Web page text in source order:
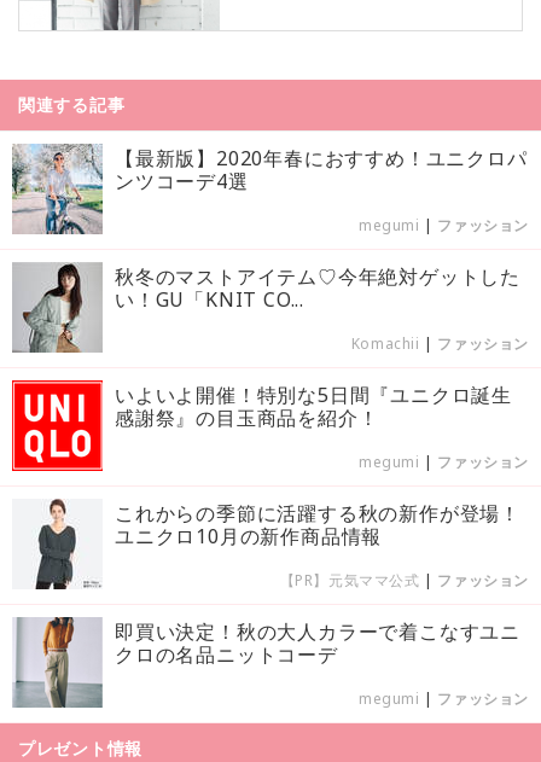
関連する記事
【最新版】2020年春におすすめ！ユニクロパ
ンツコーデ4選
megumi | ファッション
秋冬のマストアイテム♡今年絶対ゲットした
い！GU「KNIT CO...
Komachii | ファッション
いよいよ開催！特別な5日間『ユニクロ誕生
感謝祭』の目玉商品を紹介！
megumi | ファッション
これからの季節に活躍する秋の新作が登場！
ユニクロ10月の新作商品情報
【PR】元気ママ公式 | ファッション
即買い決定！秋の大人カラーで着こなすユニ
クロの名品ニットコーデ
megumi | ファッション
プレゼント情報